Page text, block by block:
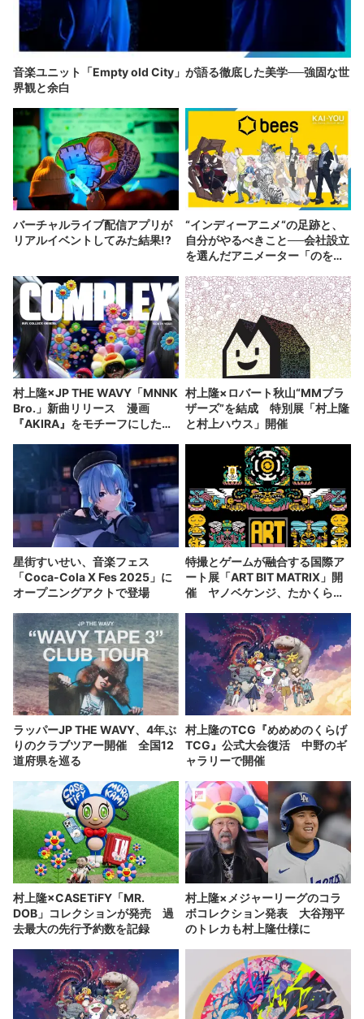
音楽ユニット「Empty old City」が語る徹底した美学──強固な世
界観と余白
バーチャルライブ配信アプリが
リアルイベントしてみた結果!?
“インディーアニメ“の足跡と、
自分がやるべきこと──会社設立
を選んだアニメーター「のを
村上隆×JP THE WAVY「MNNK
Bro.」新曲リリース 漫画
『AKIRA』をモチーフにした
村上隆×ロバート秋山“MMブラ
ザーズ”を結成 特別展「村上隆
と村上ハウス」開催
星街すいせい、音楽フェス
「Coca-Cola X Fes 2025」に
オープニングアクトで登場
特撮とゲームが融合する国際ア
ート展「ART BIT MATRIX」開
催 ヤノベケンジ、たかくらか
ラッパーJP THE WAVY、4年ぶ
りのクラブツアー開催 全国12
道府県を巡る
村上隆のTCG『めめめのくらげ
TCG』公式大会復活 中野のギ
ャラリーで開催
村上隆×CASETiFY「MR.
DOB」コレクションが発売 過
去最大の先行予約数を記録
村上隆×メジャーリーグのコラ
ボコレクション発表 大谷翔平
のトレカも村上隆仕様に